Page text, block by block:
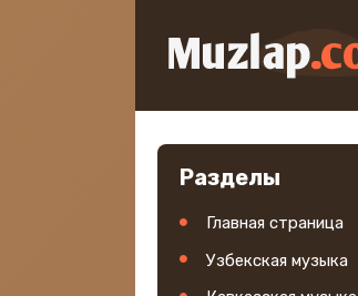
Разделы
Главная страница
Узбекская музыка